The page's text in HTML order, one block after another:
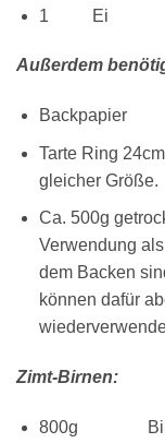
1 Ei
Außerdem
Backpapier
Tarte Ring
gleicher Größe.
Ca. 500g
Verwendung
dem Backen
können dafür
Zimt-Birnen:
800g